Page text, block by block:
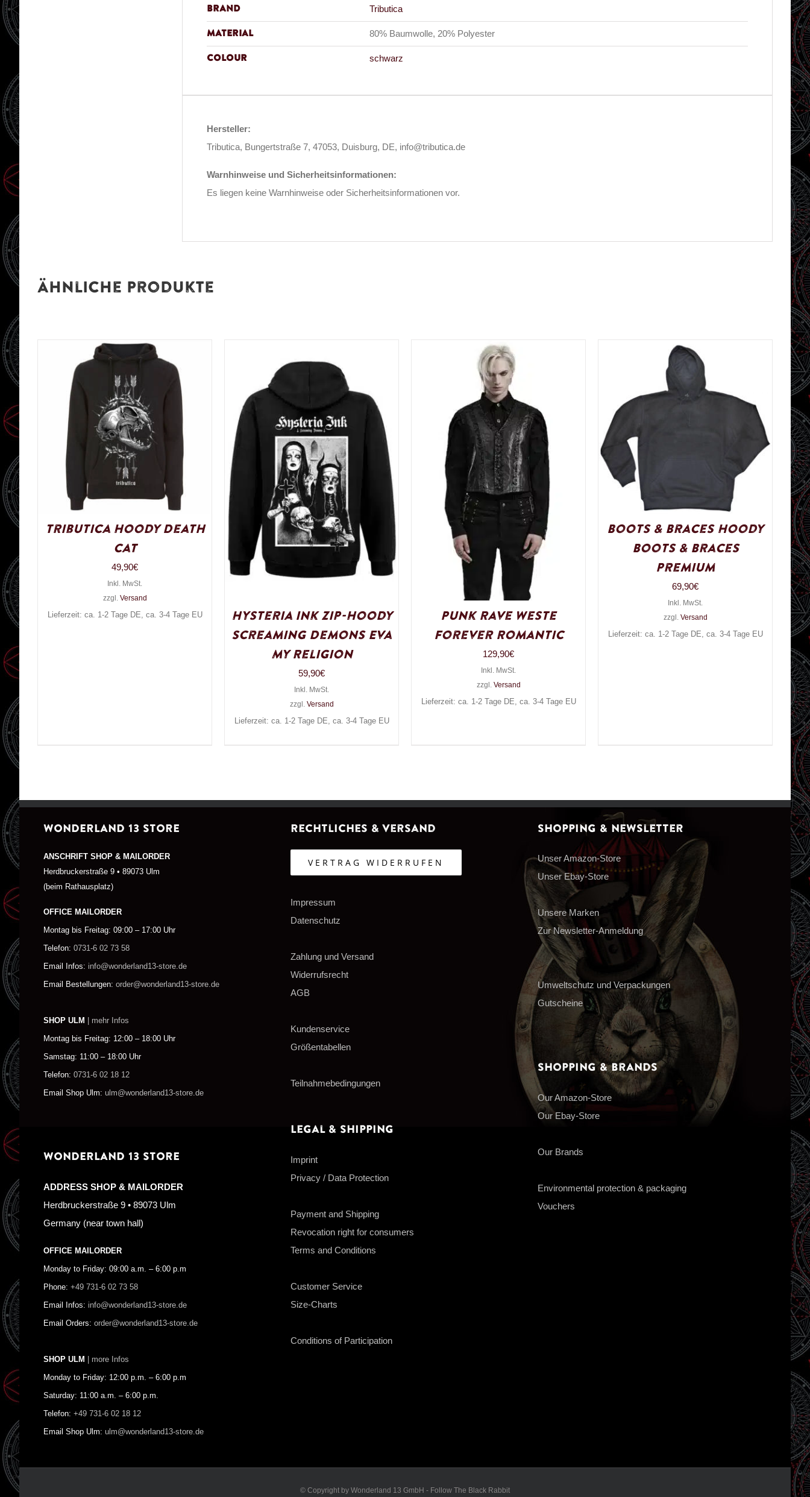
Brand Tributica
Material 80% Baumwolle, 20% Polyester
Colour schwarz
Hersteller:
Tributica, Bungertstraße 7, 47053, Duisburg, DE, info@tributica.de
Warnhinweise und Sicherheitsinformationen:
Es liegen keine Warnhinweise oder Sicherheitsinformationen vor.
Ähnliche Produkte
Tributica Hoody Death
Cat
49,90€
Inkl. MwSt.
zzgl. Versand
Lieferzeit: ca. 1-2 Tage DE, ca. 3-4 Tage EU
Hysteria Ink Zip-Hoody
Screaming Demons Eva
My Religion
59,90€
Inkl. MwSt.
zzgl. Versand
Lieferzeit: ca. 1-2 Tage DE, ca. 3-4 Tage EU
Punk Rave Weste
Forever Romantic
129,90€
Inkl. MwSt.
zzgl. Versand
Lieferzeit: ca. 1-2 Tage DE, ca. 3-4 Tage EU
Boots & Braces Hoody
Boots & Braces
Premium
69,90€
Inkl. MwSt.
zzgl. Versand
Lieferzeit: ca. 1-2 Tage DE, ca. 3-4 Tage EU
WONDERLAND 13 STORE
ANSCHRIFT SHOP & MAILORDER
Herdbruckerstraße 9 • 89073 Ulm
(beim Rathausplatz)
OFFICE MAILORDER
Montag bis Freitag: 09:00 – 17:00 Uhr
Telefon: 0731-6 02 73 58
Email Infos: info@wonderland13-store.de
Email Bestellungen: order@wonderland13-store.de
SHOP ULM | mehr Infos
Montag bis Freitag: 12:00 – 18:00 Uhr
Samstag: 11:00 – 18:00 Uhr
Telefon: 0731-6 02 18 12
Email Shop Ulm: ulm@wonderland13-store.de
WONDERLAND 13 STORE
ADDRESS SHOP & MAILORDER
Herdbruckerstraße 9 • 89073 Ulm
Germany (near town hall)
OFFICE MAILORDER
Monday to Friday: 09:00 a.m. – 6:00 p.m
Phone: +49 731-6 02 73 58
Email Infos: info@wonderland13-store.de
Email Orders: order@wonderland13-store.de
SHOP ULM | more Infos
Monday to Friday: 12:00 p.m. – 6:00 p.m
Saturday: 11:00 a.m. – 6:00 p.m.
Telefon: +49 731-6 02 18 12
Email Shop Ulm: ulm@wonderland13-store.de
Rechtliches & Versand
VERTRAG WIDERRUFEN
Impressum
Datenschutz
Zahlung und Versand
Widerrufsrecht
AGB
Kundenservice
Größentabellen
Teilnahmebedingungen
Legal & Shipping
Imprint
Privacy / Data Protection
Payment and Shipping
Revocation right for consumers
Terms and Conditions
Customer Service
Size-Charts
Conditions of Participation
Shopping & Newsletter
Unser Amazon-Store
Unser Ebay-Store
Unsere Marken
Zur Newsletter-Anmeldung
Umweltschutz und Verpackungen
Gutscheine
Shopping & Brands
Our Amazon-Store
Our Ebay-Store
Our Brands
Environmental protection & packaging
Vouchers
© Copyright by Wonderland 13 GmbH - Follow The Black Rabbit